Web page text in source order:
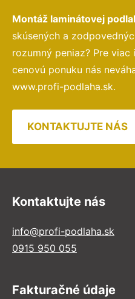
Montáž laminátovej
skúsených a
rozumný peniaz? Pre
cenovú ponuku nás
www.profi-podlaha.sk.
KONTAKTUJTE NÁS
Kontaktujte nás
info@profi-podlaha.sk
0915 950 055
Fakturačné údaje